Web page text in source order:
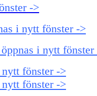
->
i nytt fönster ->
i nytt fönster
fönster ->
nytt fönster ->